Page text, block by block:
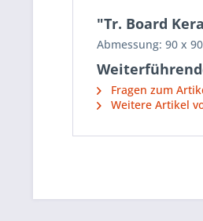
"Tr. Board
Abmessung: 90 x
Fragen zum
Weitere Artikel